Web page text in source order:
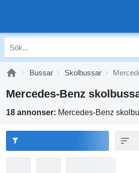
Bussar Skolbussar
Mercedes-Benz
18 annonser: Mercedes-Benz